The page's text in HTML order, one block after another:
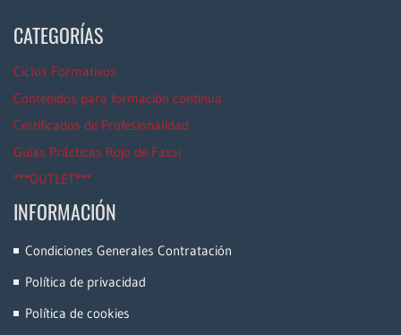
CATEGORÍAS
Ciclos Formativos
Contenidos para formación continua
Certificados de Profesionalidad
Guías Prácticas Rojo de Fassi
***OUTLET***
INFORMACIÓN
Condiciones Generales Contratación
Política de privacidad
Política de cookies